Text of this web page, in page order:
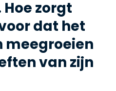
zorgt
dat het
van zijn